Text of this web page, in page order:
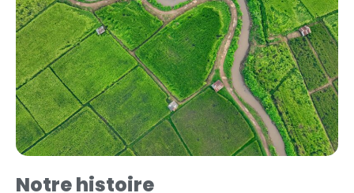
Notre histoire